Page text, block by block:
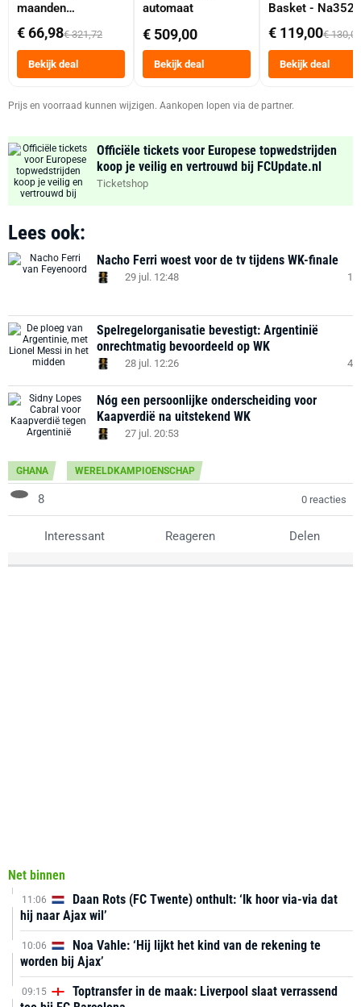
maanden
abonnement
€ 66,98€ 321,72
Bekijk deal
automaat
€ 509,00
Bekijk deal
Basket -
Dubbele Mand 9
Tot 6 Personen
Heteluchtfriteuse
Zwart
€ 119,00€ 130,00
Bekijk deal
Prijs en voorraad kunnen wijzigen. Aankopen lopen via de partner.
Officiële tickets voor Europese topwedstrijden
koop je veilig en vertrouwd bij FCUpdate.nl
Ticketshop
Lees ook:
Nacho Ferri woest voor de tv tijdens WK-finale
29 jul. 12:48 1
Spelregelorganisatie bevestigt: Argentinië
onrechtmatig bevoordeeld op WK
28 jul. 12:26 4
Nóg een persoonlijke onderscheiding voor
Kaapverdië na uitstekend WK
27 jul. 20:53
GHANA WERELDKAMPIOENSCHAP
8 0 reacties
Interessant Reageren Delen
Net binnen
11:06
Daan Rots (FC Twente) onthult: ‘Ik hoor via-via dat
hij naar Ajax wil’
10:06
Noa Vahle: ‘Hij lijkt het kind van de rekening te
worden bij Ajax’
09:15
Toptransfer in de maak: Liverpool slaat verrassend